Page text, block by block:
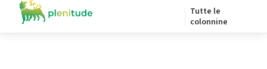
Tutte le
colonnine